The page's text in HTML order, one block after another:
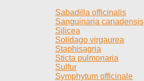
Sabadilla officinalis
Sanguinaria canadensis
Silicea
Solidago virgaurea
Staphisagria
Sticta pulmonaria
Sulfur
Symphytum officinale